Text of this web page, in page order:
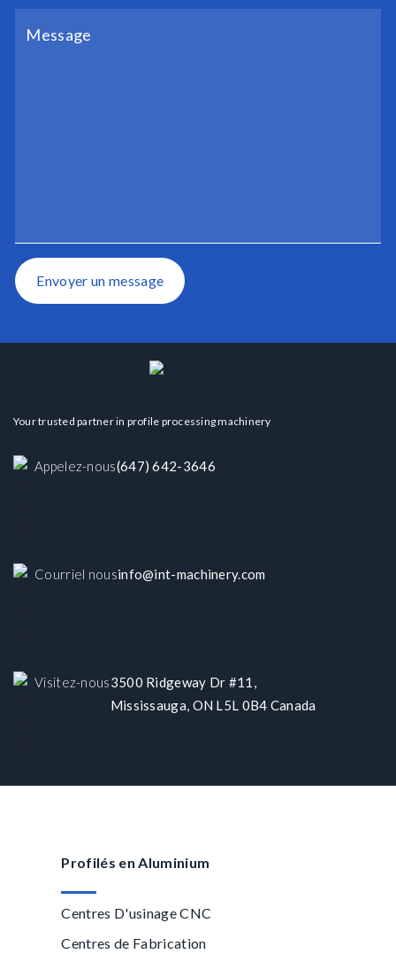
Envoyer un message
Your trusted partner in profile processing machinery
Appelez-nous(647) 642-3646
Courriel nousinfo@int-machinery.com
Visitez-nous3500 Ridgeway Dr #11,
Mississauga, ON L5L 0B4 Canada
Profilés en Aluminium
Centres D'usinage CNC
Centres de Fabrication